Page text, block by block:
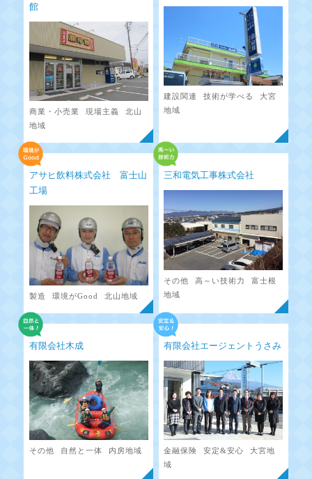
館
商業・小売業 現場主義
北山
地域
建設関連 技術が学べる
大宮
地域
アサヒ飲料株式会社 富士山
工場
製造 環境がGood 北山地域
三和電気工事株式会社
その他 高～い技術力
富士根
地域
有限会社木成
その他 自然と一体 内房地域
有限会社エージェントうさみ
金融保険 安定&安心
大宮地
域